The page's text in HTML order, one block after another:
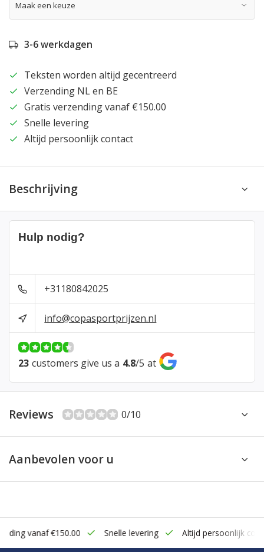
3-6 werkdagen
Teksten worden altijd gecentreerd
Verzending NL en BE
Gratis verzending vanaf €150.00
Snelle levering
Altijd persoonlijk contact
Beschrijving
Hulp nodig?
+31180842025
info@copasportprijzen.nl
23 customers give us a 4.8/5 at
Reviews 0/10
Aanbevolen voor u
vanaf €150.00 Snelle levering Altijd persoonlijk